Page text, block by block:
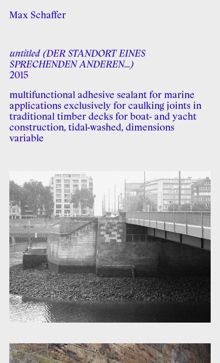
Max Schaffer
untitled (DER STANDORT EINES
SPRECHENDEN ANDEREN...)
2015
multifunctional adhesive sealant for marine
applications exclu­sively for caulking joints in
tradi­tional timber decks for boat- and yacht
construction, tidal-washed, dimensions
variable